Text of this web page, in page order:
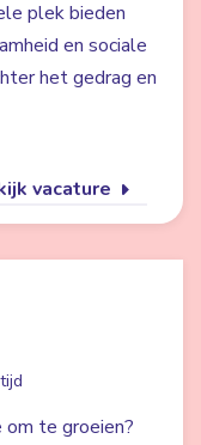
plek bieden
en sociale
het gedrag en
vacature
om te groeien?